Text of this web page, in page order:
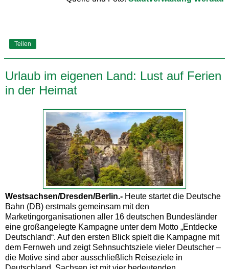
Teilen
Urlaub im eigenen Land: Lust auf Ferien
in der Heimat
Westsachsen/Dresden/Berlin.- Heute startet die Deutsche
Bahn (DB) erstmals gemeinsam mit den
Marketingorganisationen aller 16 deutschen Bundesländer
eine großangelegte Kampagne unter dem Motto „Entdecke
Deutschland“. Auf den ersten Blick spielt die Kampagne mit
dem Fernweh und zeigt Sehnsuchtsziele vieler Deutscher –
die Motive sind aber ausschließlich Reiseziele in